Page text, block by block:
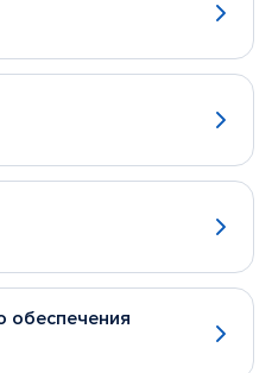
обеспечения